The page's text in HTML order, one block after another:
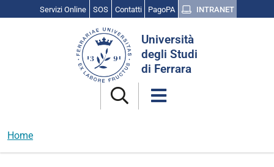
Servizi Online SOS Contatti PagoPA INTRANET
Università
degli Studi
di Ferrara
Home